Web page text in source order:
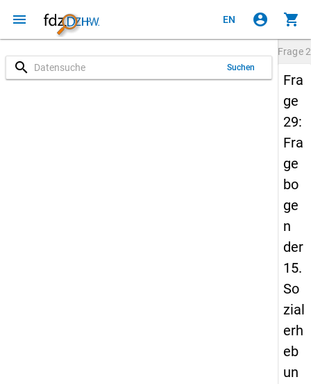
menu EN account_circle shopping_cart
search Suchen
Frage
Fra
ge
29:
Fra
ge
bo
ge
n
der
15.
So
zial
erh
eb
un